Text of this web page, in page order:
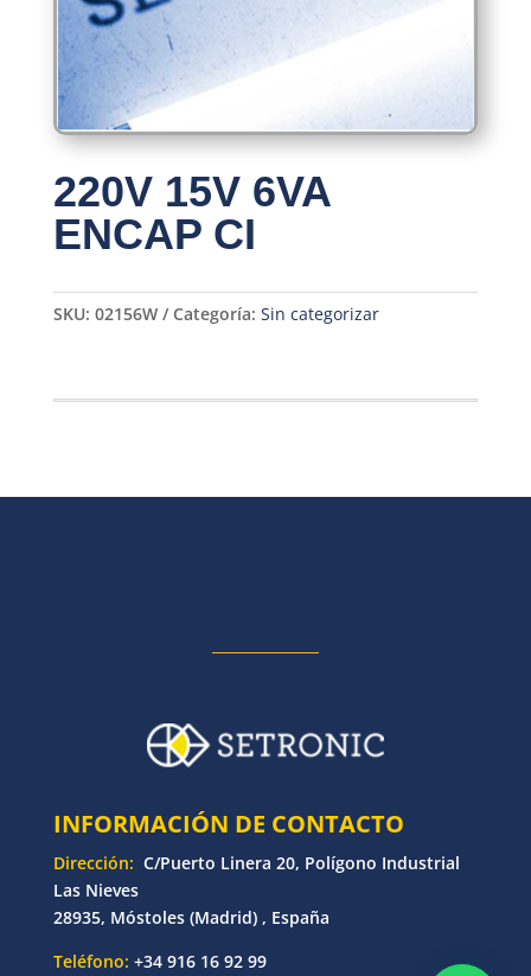
220V 15V 6VA
ENCAP CI
SKU: 02156W Categoría: Sin categorizar
INFORMACIÓN DE CONTACTO
Dirección: C/Puerto Linera 20, Polígono Industrial
Las Nieves
28935, Móstoles (Madrid) , España
Teléfono: +34 916 16 92 99